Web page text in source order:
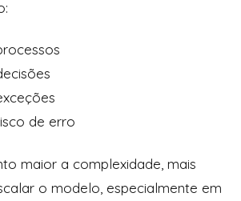
de erro
maior a complexidade, mais
o modelo, especialmente em